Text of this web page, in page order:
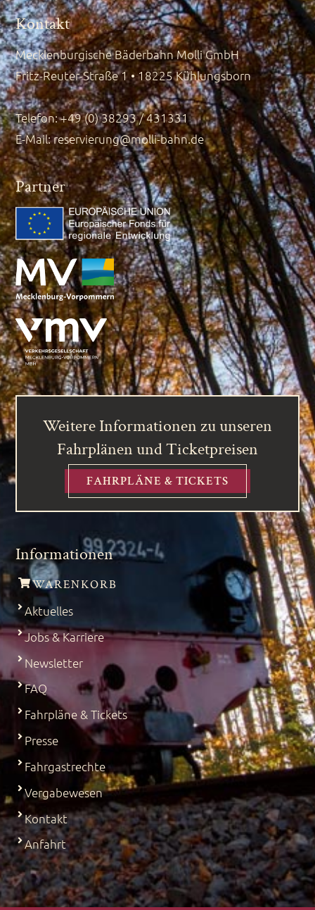
Kontakt
Mecklenburgische Bäderbahn Molli GmbH
Fritz-Reuter-Straße 1 • 18225 Kühlungsborn
Telefon: +49 (0) 38293 / 431331
E-Mail:reservierung@molli-bahn.de
Partner
Weitere Informationen zu unseren
Fahrplänen und Ticketpreisen
FAHRPLÄNE & TICKETS
Informationen
WARENKORB
Aktuelles
Jobs & Karriere
Newsletter
FAQ
Fahrpläne & Tickets
Presse
Fahrgastrechte
Vergabewesen
Kontakt
Anfahrt